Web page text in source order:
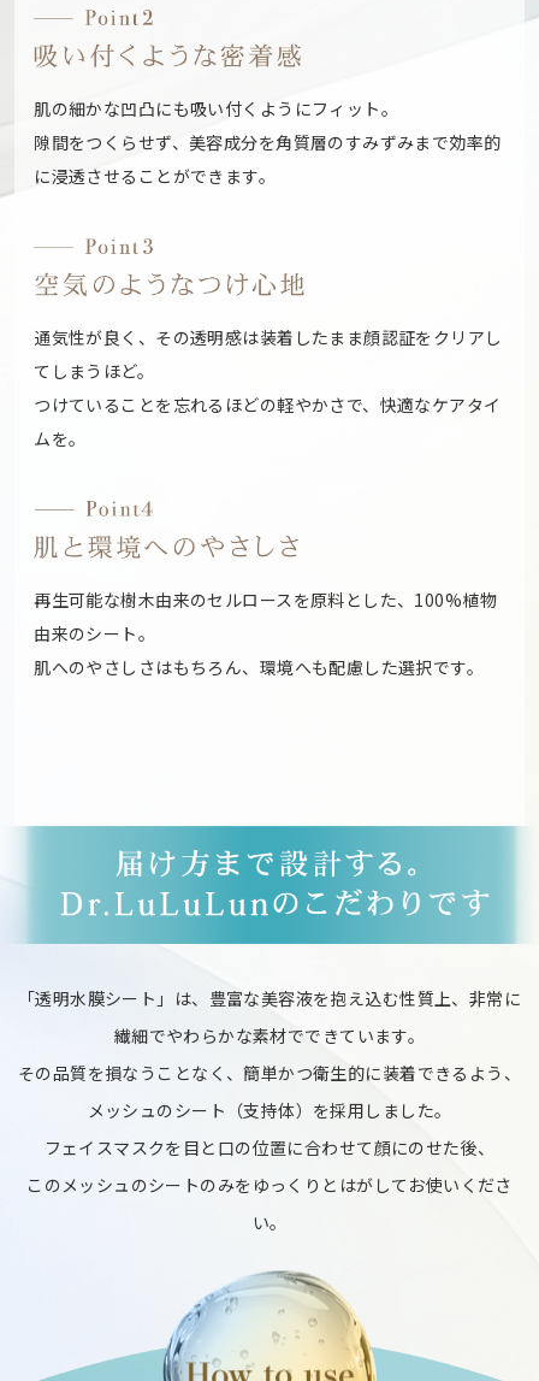
肌の細かな凹凸にも吸い付くようにフィット。
隙間をつくらせず、美容成分を角質層のすみずみまで効率的
に浸透させることができます。
通気性が良く、その透明感は装着したまま顔認証をクリアし
てしまうほど。
つけていることを忘れるほどの軽やかさで、快適なケアタイ
ムを。
再生可能な樹木由来のセルロースを原料とした、100%植物
由来のシート。
肌へのやさしさはもちろん、環境へも配慮した選択です。
「透明水膜シート」は、豊富な美容液を抱え込む性質上、非常に
繊細でやわらかな素材でできています。
その品質を損なうことなく、簡単かつ衛生的に装着できるよう、
メッシュのシート（支持体）を採用しました。
フェイスマスクを目と口の位置に合わせて顔にのせた後、
このメッシュのシートのみをゆっくりとはがしてお使いくださ
い。